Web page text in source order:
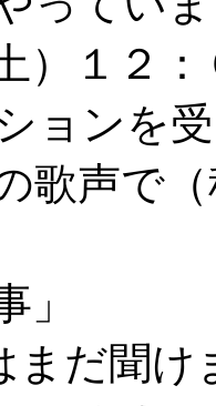
）１２
ョンを
歌声で
」
まだ聞